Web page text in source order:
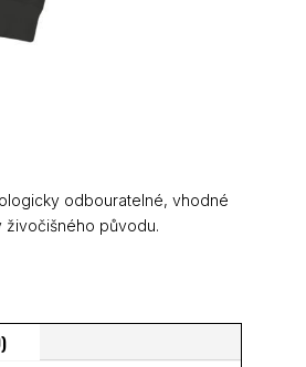
odbouratelné, vhodné
původu.